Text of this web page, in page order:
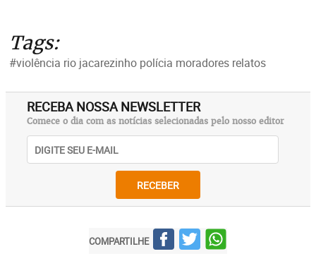
Tags:
#violência rio jacarezinho polícia moradores relatos
RECEBA NOSSA NEWSLETTER
Comece o dia com as notícias selecionadas pelo nosso editor
RECEBER
COMPARTILHE